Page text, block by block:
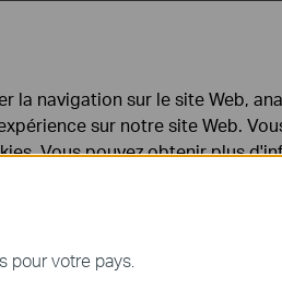
Etendez la
Avec un débit WiFi de 300
couverture sans fil en utilisant
pour votre pays.
la navigation sur le site Web,
sur notre site Web.
Vous pouvez obtenir plus
du site Web et ne peuvent